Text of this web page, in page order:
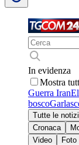
In evidenza
Mostra
Guerra Iran
bosco
Tutte le
Cronaca
Video
Foto